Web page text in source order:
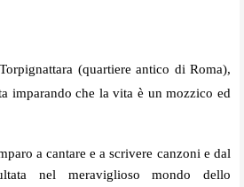
(quartiere antico di Roma),
imparando che la vita è un mozzico ed
a cantare e a scrivere canzoni e dal
nel meraviglioso mondo dello